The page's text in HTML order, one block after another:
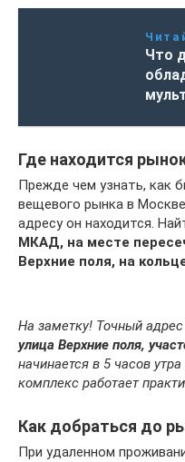
Что
Где находится
Прежде чем узнать, как
вещевого рынка в
адресу он находится.
МКАД, на месте
Верхние поля, на
На заметку! Точный
улица Верхние поля,
начинается в 5 часов
комплекс работает
Как добраться до
При удаленном